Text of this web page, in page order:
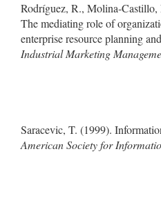
Rodríguez, R., Molina-Castillo,
The mediating role of
enterprise resource planning
Industrial Marketing
Saracevic, T. (1999).
American Society for